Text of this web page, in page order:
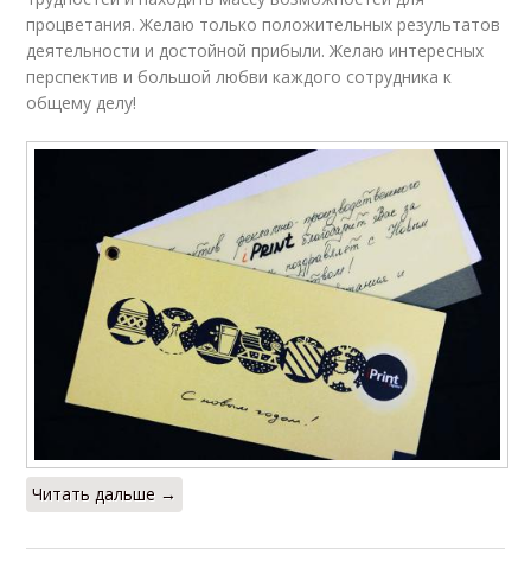
процветания. Желаю только положительных результатов
деятельности и достойной прибыли. Желаю интересных
перспектив и большой любви каждого сотрудника к
общему делу!
Читать дальше →